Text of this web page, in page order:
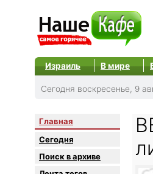
Израиль В мире
Сегодня воскресенье, 9
Главная
Сегодня
Поиск в архиве